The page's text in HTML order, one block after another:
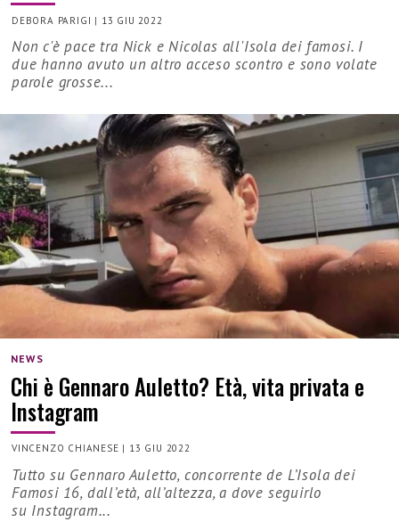
DEBORA PARIGI | 13 GIU 2022
Non c'è pace tra Nick e Nicolas all'Isola dei famosi. I
due hanno avuto un altro acceso scontro e sono volate
parole grosse...
NEWS
Chi è Gennaro Auletto? Età, vita privata e
Instagram
VINCENZO CHIANESE | 13 GIU 2022
Tutto su Gennaro Auletto, concorrente de L’Isola dei
Famosi 16, dall’età, all’altezza, a dove seguirlo
su Instagram...